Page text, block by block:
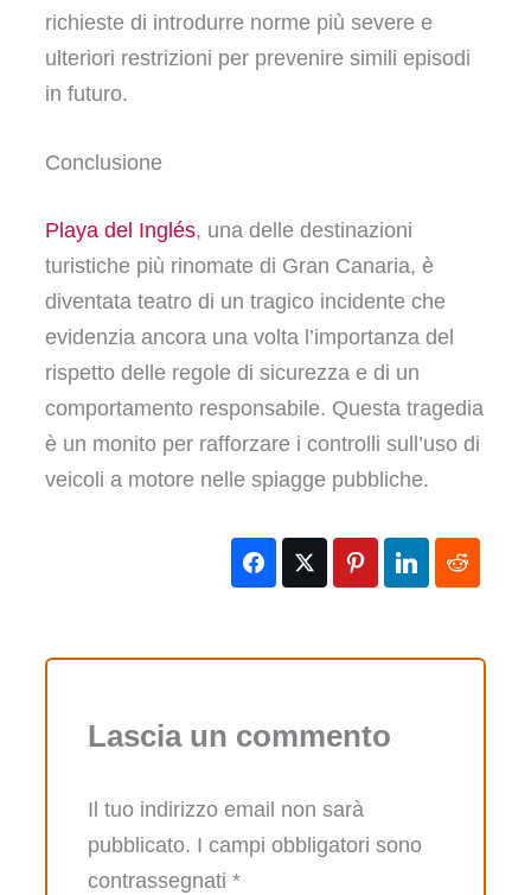
richieste di introdurre norme più severe e
ulteriori restrizioni per prevenire simili episodi
in futuro.
Conclusione
Playa del Inglés, una delle destinazioni
turistiche più rinomate di Gran Canaria, è
diventata teatro di un tragico incidente che
evidenzia ancora una volta l’importanza del
rispetto delle regole di sicurezza e di un
comportamento responsabile. Questa tragedia
è un monito per rafforzare i controlli sull’uso di
veicoli a motore nelle spiagge pubbliche.
Lascia un commento
Il tuo indirizzo email non sarà
pubblicato. I campi obbligatori sono
contrassegnati *